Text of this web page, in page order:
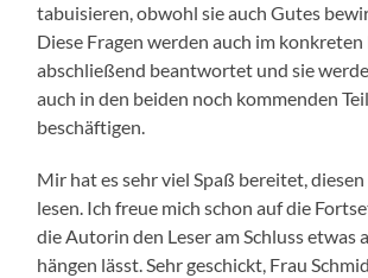
tabuisieren, obwohl sie auch Gutes
Diese Fragen werden auch im
abschließend beantwortet und sie
auch in den beiden noch kommenden
beschäftigen.
Mir hat es sehr viel Spaß bereitet, diesen
lesen. Ich freue mich schon auf die
die Autorin den Leser am Schluss etwas
hängen lässt. Sehr geschickt, Frau